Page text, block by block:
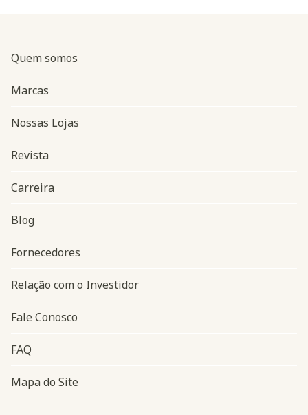
Navegação do rodapé
Quem somos
Marcas
Nossas Lojas
Revista
Carreira
Blog
Fornecedores
Relação com o Investidor
Fale Conosco
FAQ
Mapa do Site